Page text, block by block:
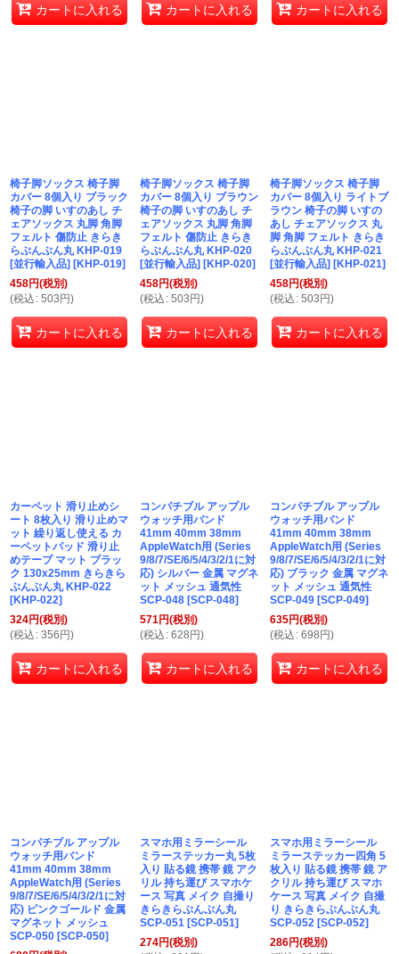
カートに入れる カートに入れる カートに入れる
椅子脚ソックス 椅子脚
カバー 8個入り ブラック
椅子の脚 いすのあし チ
ェアソックス 丸脚 角脚
フェルト 傷防止 きらき
らぷんぷん丸 KHP-019
[並行輸入品] [KHP-019]
458円(税別)
(税込 : 503 円)
カートに入れる
椅子脚ソックス 椅子脚
カバー 8個入り ブラウン
椅子の脚 いすのあし チ
ェアソックス 丸脚 角脚
フェルト 傷防止 きらき
らぷんぷん丸 KHP-020
[並行輸入品] [KHP-020]
458円(税別)
(税込 : 503 円)
カートに入れる
椅子脚ソックス 椅子脚
カバー 8個入り ライトブ
ラウン 椅子の脚 いすの
あし チェアソックス 丸
脚 角脚 フェルト きらき
らぷんぷん丸 KHP-021
[並行輸入品] [KHP-021]
458円(税別)
(税込 : 503 円)
カートに入れる
カーペット 滑り止めシ
ート 8枚入り 滑り止めマ
ット 繰り返し使える カ
ーペットパッド 滑り止
めテープ マット ブラッ
ク 130x25mm きらきら
ぷんぷん丸 KHP-022
[KHP-022]
324円(税別)
(税込 : 356 円)
カートに入れる
コンパチブル アップル
ウォッチ用バンド
41mm 40mm 38mm
AppleWatch用 (Series
9/8/7/SE/6/5/4/3/2/1に対
応) シルバー 金属 マグネ
ット メッシュ 通気性
SCP-048 [SCP-048]
571円(税別)
(税込 : 628 円)
カートに入れる
コンパチブル アップル
ウォッチ用バンド
41mm 40mm 38mm
AppleWatch用 (Series
9/8/7/SE/6/5/4/3/2/1に対
応) ブラック 金属 マグネ
ット メッシュ 通気性
SCP-049 [SCP-049]
635円(税別)
(税込 : 698 円)
カートに入れる
コンパチブル アップル
ウォッチ用バンド
41mm 40mm 38mm
AppleWatch用 (Series
9/8/7/SE/6/5/4/3/2/1に対
応) ピンクゴールド 金属
マグネット メッシュ
SCP-050 [SCP-050]
スマホ用ミラーシール
ミラーステッカー丸 5枚
入り 貼る鏡 携帯 鏡 アク
リル 持ち運び スマホケ
ース 写真 メイク 自撮り
きらきらぷんぷん丸
SCP-051 [SCP-051]
274円(税別)
スマホ用ミラーシール
ミラーステッカー四角 5
枚入り 貼る鏡 携帯 鏡 ア
クリル 持ち運び スマホ
ケース 写真 メイク 自撮
り きらきらぷんぷん丸
SCP-052 [SCP-052]
286円(税別)